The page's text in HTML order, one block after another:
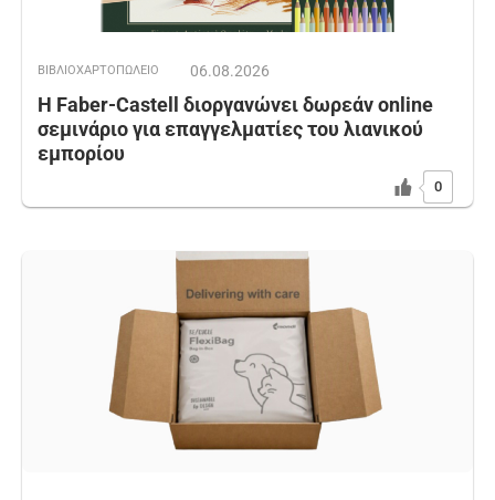
ΒΙΒΛΙΟΧΑΡΤΟΠΩΛΕΙΟ 06.08.2026
Η Faber-Castell διοργανώνει δωρεάν online
σεμινάριο για επαγγελματίες του λιανικού
εμπορίου
0